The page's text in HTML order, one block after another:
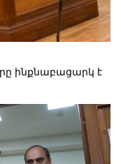
ինքնաբացարկ է